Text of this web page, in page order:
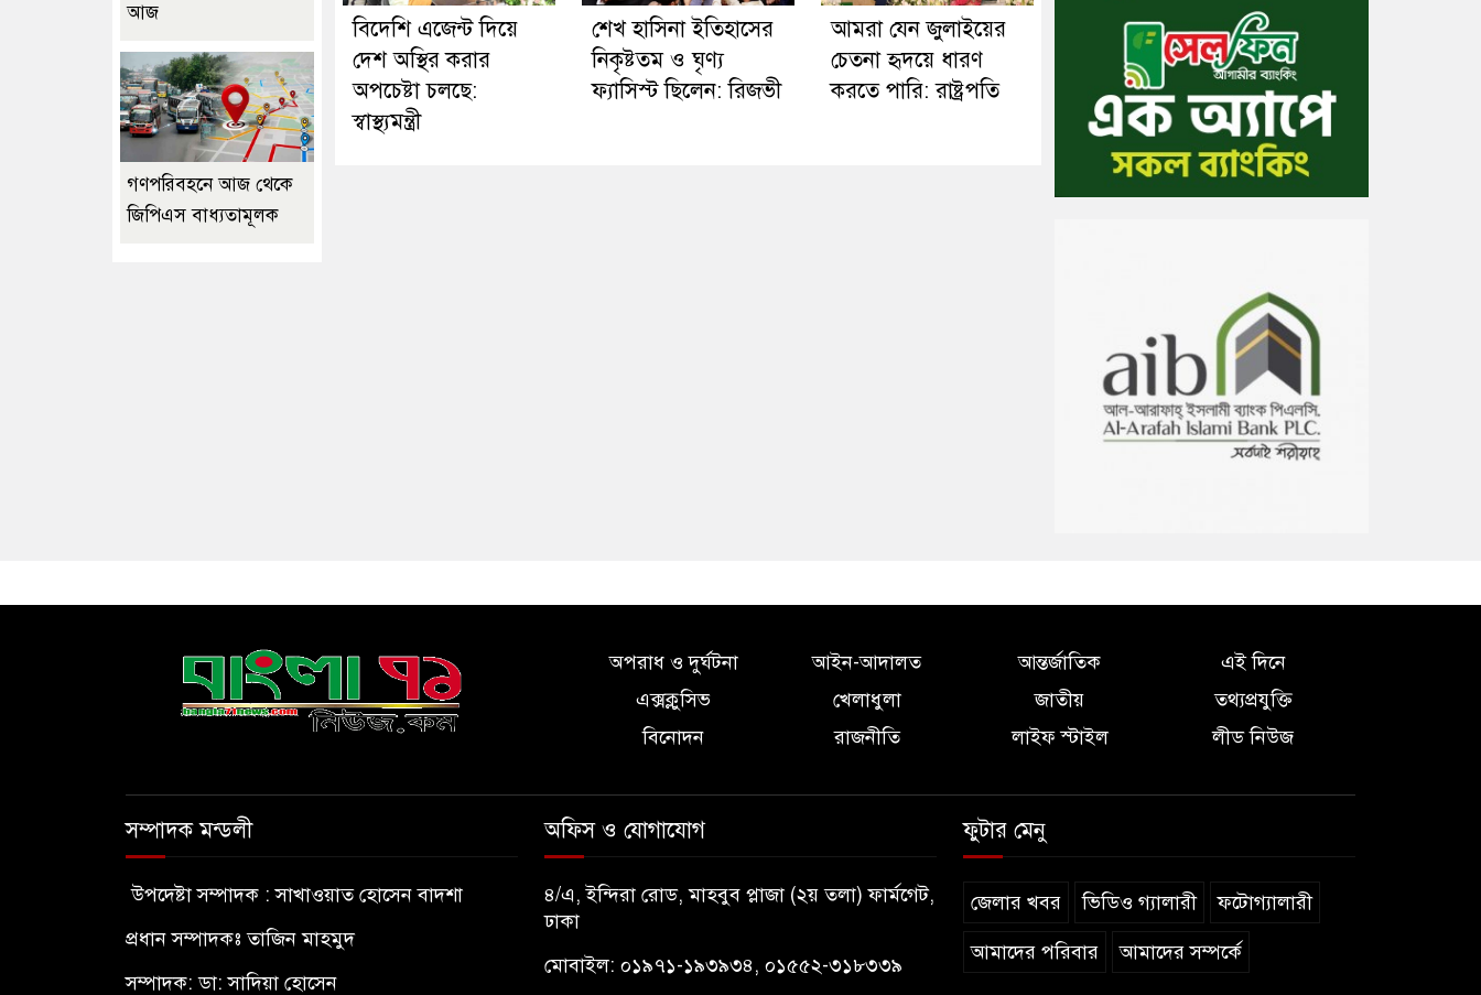
বিদেশি এজেন্ট দিয়ে
দেশ অস্থির করার
অপচেষ্টা চলছে:
স্বাস্থ্যমন্ত্রী
শেখ হাসিনা ইতিহাসের
নিকৃষ্টতম ও ঘৃণ্য
ফ্যাসিস্ট ছিলেন: রিজভী
আমরা যেন জুলাইয়ের
চেতনা হৃদয়ে ধারণ
করতে পারি: রাষ্ট্রপতি
আজ
গণপরিবহনে আজ থেকে
জিপিএস বাধ্যতামূলক
অপরাধ ও দুর্ঘটনা আইন-আদালত আন্তর্জাতিক
এই দিনে
এক্সক্লুসিভ
খেলাধুলা জাতীয়
তথ্যপ্রযুক্তি
বিনোদন
রাজনীতি লাইফ স্টাইল লীড নিউজ
সম্পাদক মন্ডলী
উপদেষ্টা সম্পাদক : সাখাওয়াত হোসেন বাদশা
প্রধান সম্পাদকঃ তাজিন মাহমুদ
সম্পাদক: ডা: সাদিয়া হোসেন
অফিস ও যোগাযোগ
৪/এ, ইন্দিরা রোড, মাহবুব প্লাজা (২য় তলা) ফার্মগেট,
ঢাকা
মোবাইল: ০১৯৭১-১৯৩৯৩৪, ০১৫৫২-৩১৮৩৩৯
ফুটার মেনু
জেলার খবর ভিডিও গ্যালারী ফটোগ্যালারী
আমাদের পরিবার আমাদের সম্পর্কে